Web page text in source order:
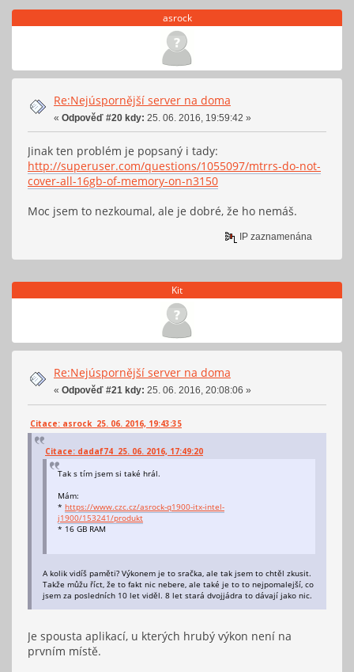
asrock
Re:Nejúspornější server na doma
« Odpověď #20 kdy: 25. 06. 2016, 19:59:42 »
Jinak ten problém je popsaný i tady:
http://superuser.com/questions/1055097/mtrrs-do-not-
cover-all-16gb-of-memory-on-n3150
Moc jsem to nezkoumal, ale je dobré, že ho nemáš.
IP zaznamenána
Kit
Re:Nejúspornější server na doma
« Odpověď #21 kdy: 25. 06. 2016, 20:08:06 »
Citace: asrock 25. 06. 2016, 19:43:35
Citace: dadaf74 25. 06. 2016, 17:49:20
Tak s tím jsem si také hrál.
Mám:
* https://www.czc.cz/asrock-q1900-itx-intel-
j1900/153241/produkt
* 16 GB RAM
A kolik vidíš paměti? Výkonem je to sračka, ale tak jsem to chtěl zkusit.
Takže můžu říct, že to fakt nic nebere, ale také je to to nejpomalejší, co
jsem za posledních 10 let viděl. 8 let stará dvojjádra to dávají jako nic.
Je spousta aplikací, u kterých hrubý výkon není na
prvním místě.